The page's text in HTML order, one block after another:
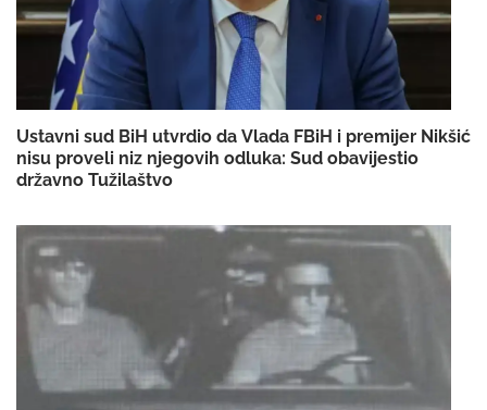
Ustavni sud BiH utvrdio da Vlada FBiH i premijer Nikšić
nisu proveli niz njegovih odluka: Sud obavijestio
državno Tužilaštvo